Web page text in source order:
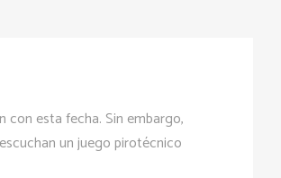
con esta fecha. Sin embargo,
un juego pirotécnico